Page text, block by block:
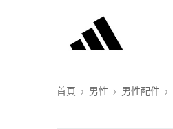
首頁 男性 男性配件